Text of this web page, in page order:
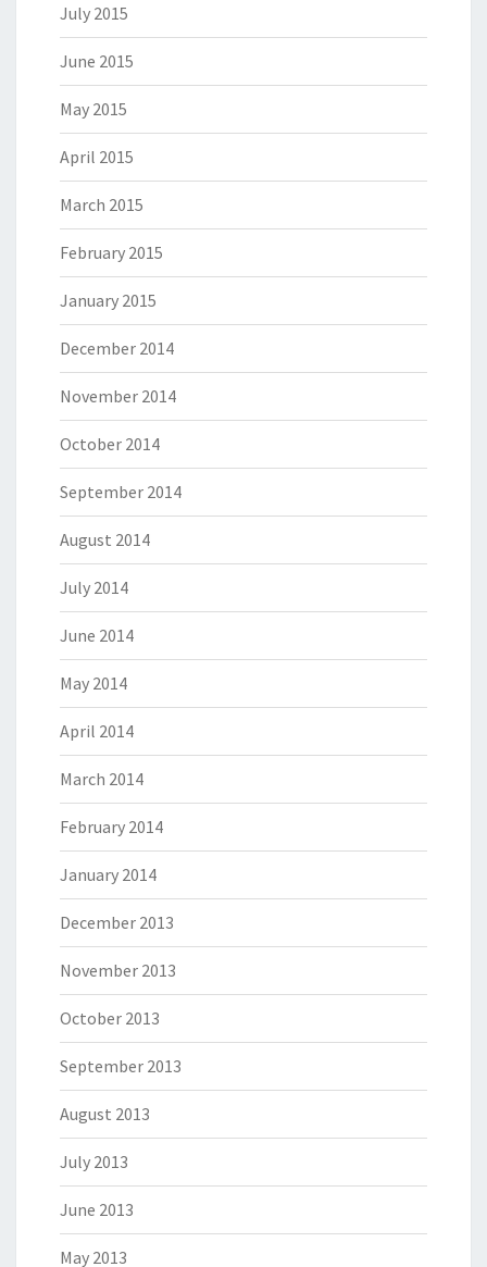
July 2015
June 2015
May 2015
April 2015
March 2015
February 2015
January 2015
December 2014
November 2014
October 2014
September 2014
August 2014
July 2014
June 2014
May 2014
April 2014
March 2014
February 2014
January 2014
December 2013
November 2013
October 2013
September 2013
August 2013
July 2013
June 2013
May 2013